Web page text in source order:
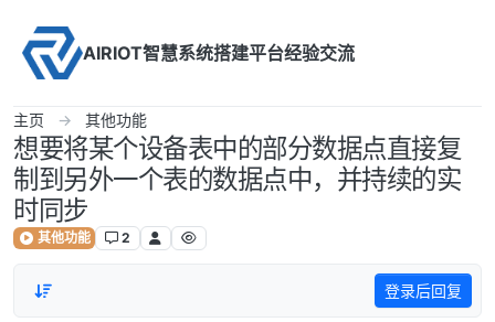
AIRIOT智慧系统搭建平台经验交流
主页 其他功能
想要将某个设备表中的部分数据点直接复
制到另外一个表的数据点中，并持续的实
时同步
其他功能 2
登录后回复